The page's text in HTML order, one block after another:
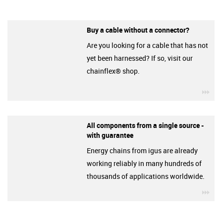
Buy a cable without a connector?
Are you looking for a cable that has not
yet been harnessed? If so, visit our
chainflex® shop.
All components from a single source -
with guarantee
Energy chains from igus are already
working reliably in many hundreds of
thousands of applications worldwide.